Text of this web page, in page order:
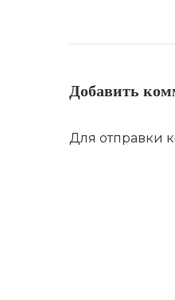
Добавить
Для отправки